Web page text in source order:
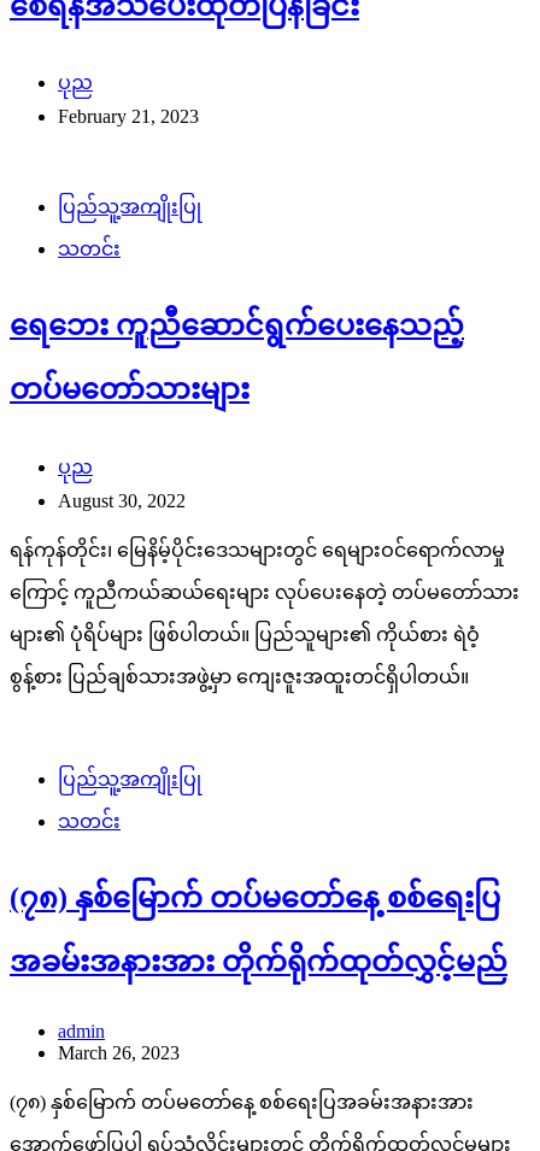
ပုည
February 21, 2023
ပြည်သူ့အကျိုးပြု
သတင်း
ရေဘေး ကူညီဆောင်ရွက်ပေးနေသည့်
တပ်မတော်သားများ
ပုည
August 30, 2022
ရန်ကုန်တိုင်း၊ မြေနိမ့်ပိုင်းဒေသများတွင် ရေများဝင်ရောက်လာမှု
ကြောင့် ကူညီကယ်ဆယ်ရေးများ လုပ်ပေးနေတဲ့ တပ်မတော်သား
များ၏ ပုံရိပ်များ ဖြစ်ပါတယ်။ ပြည်သူများ၏ ကိုယ်စား ရဲဝံ့
စွန့်စား ပြည်ချစ်သားအဖွဲ့မှာ ကျေးဇူးအထူးတင်ရှိပါတယ်။
ပြည်သူ့အကျိုးပြု
သတင်း
(၇၈) နှစ်မြောက် တပ်မတော်နေ့ စစ်ရေးပြ
အခမ်းအနားအား တိုက်ရိုက်ထုတ်လွှင့်မည်
admin
March 26, 2023
(၇၈) နှစ်မြောက် တပ်မတော်နေ့ စစ်ရေးပြအခမ်းအနားအား
အောက်ဖော်ပြပါ ရုပ်သံလိုင်းများတွင် တိုက်ရိုက်ထုတ်လွှင့်မှုများ